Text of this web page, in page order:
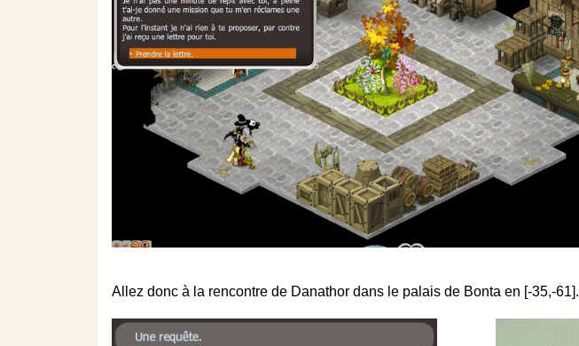
Allez donc à la rencontre de Danathor dans le palais de Bonta en [-35,-61].